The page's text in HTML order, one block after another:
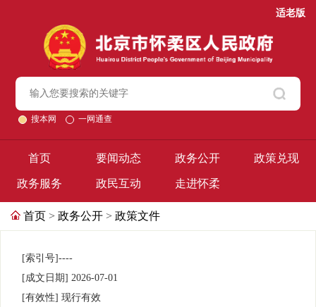
适老版
搜本网 一网通查
首页 要闻动态 政务公开 政策兑现
政务服务 政民互动 走进怀柔
首页 > 政务公开 > 政策文件
[索引号]----
[成文日期] 2026-07-01
[有效性] 现行有效